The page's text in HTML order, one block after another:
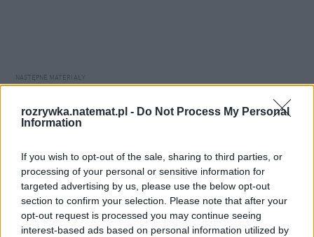
rozrywka.natemat.pl - Do Not Process My Personal
Information
If you wish to opt-out of the sale, sharing to third parties, or
processing of your personal or sensitive information for
targeted advertising by us, please use the below opt-out
section to confirm your selection. Please note that after your
opt-out request is processed you may continue seeing
interest-based ads based on personal information utilized by
Łupiemy carski beton!  Drytooling
pod Warszawą (Janówek Pierwszy) |